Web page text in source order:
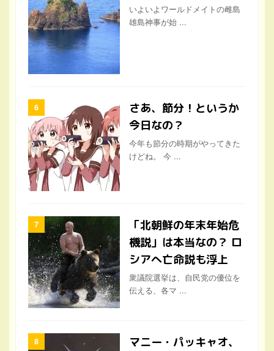
いよいよワールドメイトの雌島
雄島神事が始 ...
さあ、節分！というか
今日なの？
今年も節分の時期がやってきた
けどね。 今 ...
「北朝鮮の年末年始危
機説」は本当なの？ ロ
シアへ亡命説も浮上
衆議院選挙は、自民党の優位を
伝える、各マ ...
マニー・パッキャオ、